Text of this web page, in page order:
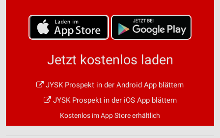
Jetzt kostenlos laden
JYSK Prospekt in der Android App blättern
JYSK Prospekt in der iOS App blättern
Kostenlos im App Store erhältlich